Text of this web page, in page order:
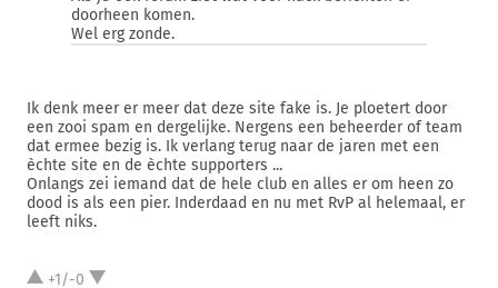
doorheen komen.
Wel erg zonde.
Ik denk meer er meer dat deze site fake is. Je ploetert door
een zooi spam en dergelijke. Nergens een beheerder of team
dat ermee bezig is. Ik verlang terug naar de jaren met een
èchte site en de èchte supporters ...
Onlangs zei iemand dat de hele club en alles er om heen zo
dood is als een pier. Inderdaad en nu met RvP al helemaal, er
leeft niks.
+1/-0